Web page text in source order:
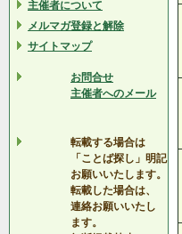
主催者について
メルマガ登録と解除
サイトマップ
お問合せ
主催者へのメール
転載する場合は
「ことば探し」明記
お願いいたします。
転載した場合は、
連絡お願いいたし
ます。